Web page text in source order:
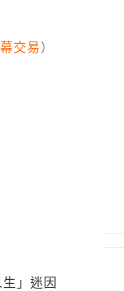
交易）
」迷因